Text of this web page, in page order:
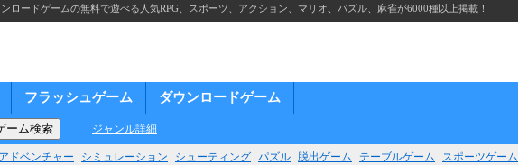
ロードゲームの無料で遊べる人気RPG、スポーツ、アクション、マリオ、パズル、麻雀が6000種以上掲載！
フラッシュゲーム ダウンロードゲーム
ジャンル詳細
アドベンチャー シミュレーション シューティング パズル 脱出ゲーム テーブルゲーム スポーツゲーム